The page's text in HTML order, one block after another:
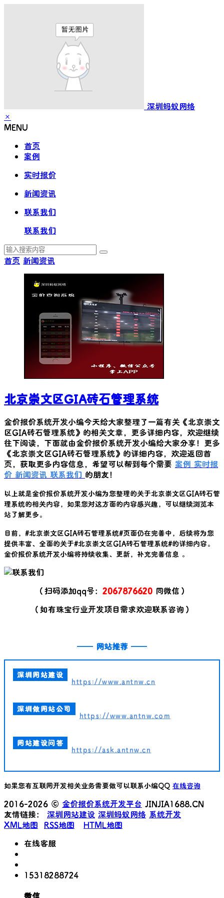
深圳蚂蚁网络
×
MENU
首页
案例
实时报价
新闻资讯
联系我们
联系我们
首页 新闻资讯
北京崇文区GIA砖石管理系统
金价报价系统开发小编今天给大家整理了一篇有关《北京崇文
区GIA砖石管理系统》的相关文章，更多详细内容，欢迎继续
往下阅读，下面就由金价报价系统开发小编给大家分享！更多
《北京崇文区GIA砖石管理系统》的详细内容，欢迎返回首
页，获取更多内容信息，希望可以帮到每个需要 案例 实时报
价 新闻资讯 联系我们 的朋友！
以上就是金价报价系统开发小编为您整理的关于北京崇文区GIA砖石管
理系统的相关内容，如果您对这方面的内容感兴趣，可以继续浏览本
站了解更多。
目前，#北京崇文区GIA砖石管理系统#页面仍在完善中，后续将为您
提供丰富、全面的关于#北京崇文区GIA砖石管理系统#的详细内容。
金价报价系统开发小编将持续收集、更新，补充完善信息 。
（扫码添加qq号： 2067876620 同微信）
（如有珠宝行业开发项目需求欢迎联系咨询）
—— 网站推荐 ——
深圳网站建设
https://www.antnw.cn
深圳做网站公司
https://www.antnw.com
网站建设问答
https://ask.antnw.cn
如果您有互联网开发相关业务需要做可以联系小编QQ 在线咨询
2016-2026 © 金价报价系统开发平台 JINJIA1688.CN
友情链接： 深圳网站建设 深圳蚂蚁网络 系统开发
XML地图
RSS地图
HTML地图
在线客服
15318288724
微信